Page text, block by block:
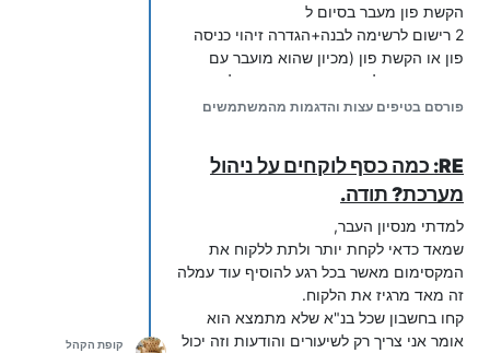
הקשת פון מעבר בסיום ל
2 רישום לרשימה לבנה+הגדרה זיהוי כניסה
פון או הקשת פון (מכיון שהוא מועבר עם
הגדרה זו משלוחה קודמת המערכת לא תבקש
ממנו שוב פעם הקשת מס' נמען)
נדרשת הגדרה זו, ובמעבר לשלוחה הבאה עם
אותה הגדרה, לא נצטרך להקיש את מס'
הטלפון של הנמען. כמובן, שיש ליצור קובץ
אחר מותאמת במקום זו של הברירת מחדל//
ההגדרות לשלוחת מקליט
פורסם בטיפים עצות והדגמות מהמשתמשים
RE: כמה כסף לוקחים על ניהול
מערכת? תודה.
למדתי מנסיון העבר,
שמאד כדאי לקחת יותר ולתת ללקוח את
המקסימום מאשר בכל רגע להוסיף עוד עמלה
זה מאד מרגיז את הלקוח.
קחו בחשבון שכל בנ"א שלא מתמצא הוא
אומר אני צריך רק לשיעורים והודעות וזה יכול
קופת הקהל